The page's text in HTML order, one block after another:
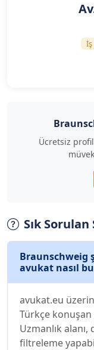
Ücretsiz
Sık
Braunschweig
avukat nasıl
avukat.eu
Türkçe
Uzmanlık
filtreleme